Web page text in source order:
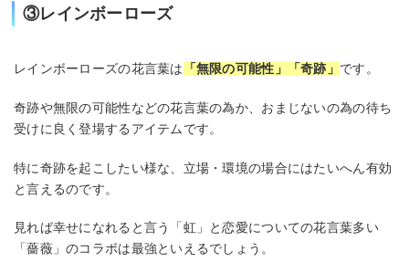
③レインボーローズ
レインボーローズの花言葉は 「無限の可能性」「奇跡」 です。
奇跡や無限の可能性などの花言葉の為か、おまじないの為の待ち
受けに良く登場するアイテムです。
特に奇跡を起こしたい様な、立場・環境の場合にはたいへん有効
と言えるのです。
見れば幸せになれると言う「虹」と恋愛についての花言葉多い
「薔薇」のコラボは最強といえるでしょう。